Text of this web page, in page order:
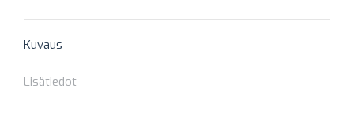
Kuvaus
Lisätiedot